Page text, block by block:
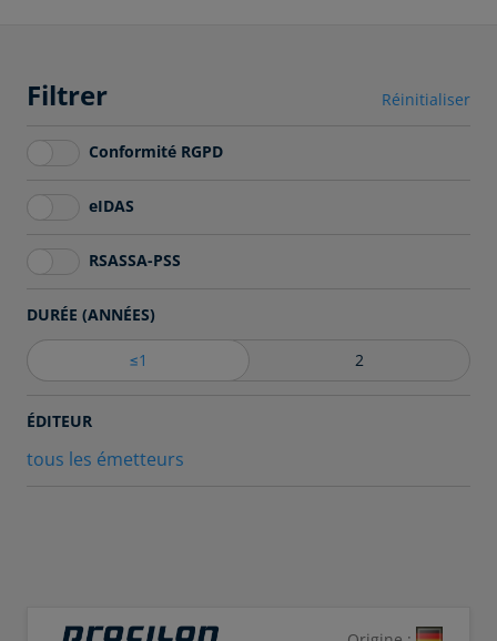
Filtrer Réinitialiser
Conformité RGPD
eIDAS
RSASSA-PSS
DURÉE (ANNÉES)
≤1 2
ÉDITEUR
tous les émetteurs